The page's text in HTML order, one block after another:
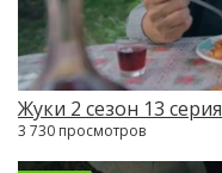
Жуки 2 сезон 13 серия
3 730 просмотров